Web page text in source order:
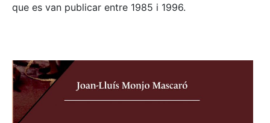
que es van publicar entre 1985 i 1996.